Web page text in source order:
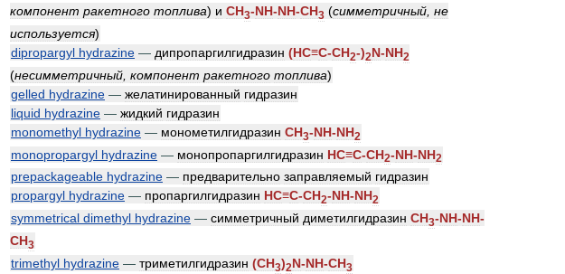
компонент ракетного топлива) и CH3-NH-NH-CH3 (симметричный не
используется)
dipropargyl hydrazine — дипропаргилгидразин (HC≡C-CH2-)2N-NH2
(несимметричный компонент ракетного топлива)
gelled hydrazine — желатинированный гидразин
liquid hydrazine — жидкий гидразин
monomethyl hydrazine — монометилгидразин CH3-NH-NH2
monopropargyl hydrazine — монопропаргилгидразин HC≡C-CH2-NH-NH2
prepackageable hydrazine — предварительно заправляемый гидразин
propargyl hydrazine — пропаргилгидразин HC≡C-CH2-NH-NH2
symmetrical dimethyl hydrazine — симметричный диметилгидразин CH3-NH-NH-
CH3
trimethyl hydrazine — триметилгидразин (CH3)2N-NH-CH3